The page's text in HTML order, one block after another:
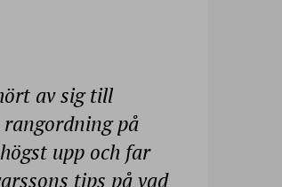
av sig till
på
upp och far
tips på vad